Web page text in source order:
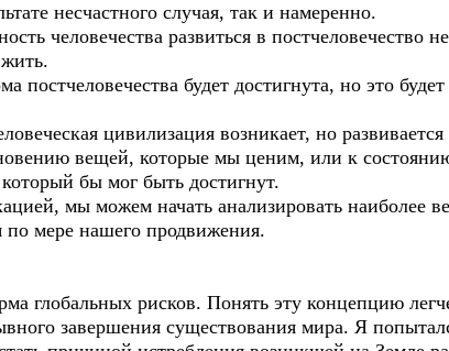
несчастного случая, так и намеренно.
человечества развиться в постчеловечество
будет достигнута, но это будет
цивилизация возникает, но
вещей, которые мы ценим, или к
бы мог быть достигнут.
мы можем начать анализировать наиболее
по мере нашего продвижения.
глобальных рисков. Понять эту концепцию
завершения существования мира. Я